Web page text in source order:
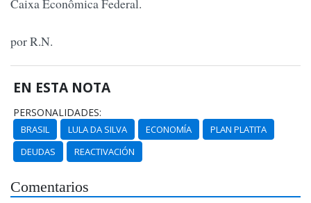
Caixa Econômica Federal.
por R.N.
EN ESTA NOTA
PERSONALIDADES:
BRASIL LULA DA SILVA ECONOMÍA
PLAN PLATITA
DEUDAS
REACTIVACIÓN
Comentarios